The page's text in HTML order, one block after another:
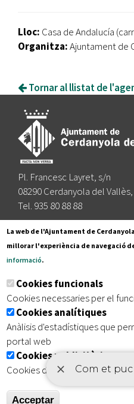
Lloc: Casa de Andalucía
Organitza:Ajuntament de
Tornar al llistat de
Pl. Francesc Layret, s/n
08290 Cerdanyola del Vallès,
Tel. 935 80 88 88
Segueix-nos a:
Subscriu-te al nostre
Inici | Avís legal |
| Accessibilitat
La web de l'Ajuntament de
millorar l'experiència de navegació
informació.
Cookies funcionals
Cookies necessaries per el
Cookies analítiques
Anàlisis d'estadístiques que
portal web
Cookies publicitàries
Cookies de tercers amb finalitat
Acceptar